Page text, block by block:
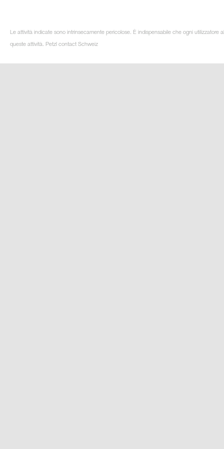
Le attività indicate sono intrinsecamente pericolose. È indispensabile che ogni utilizzatore
queste attività. Petzl contact Schweiz